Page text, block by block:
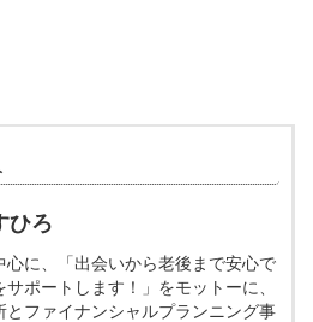
ひろ
心に、「出会いから老後まで安心で
サポートします！」をモットーに、
とファイナンシャルプランニング事